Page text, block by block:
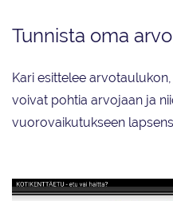
Tunnista oma
Kari esittelee
voivat pohtia arvojaan ja
vuorovaikutukseen